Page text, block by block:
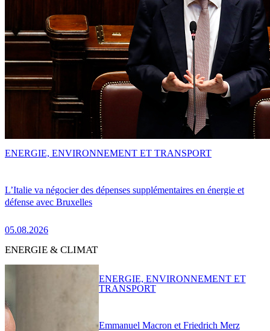
L’Italie va négocier des dépenses supplémentaires en énergie et
défense avec Bruxelles
05.08.2026
ENERGIE, ENVIRONNEMENT ET TRANSPORT
ENERGIE & CLIMAT
Emmanuel Macron et Friedrich Merz
ENERGIE, ENVIRONNEMENT ET
TRANSPORT